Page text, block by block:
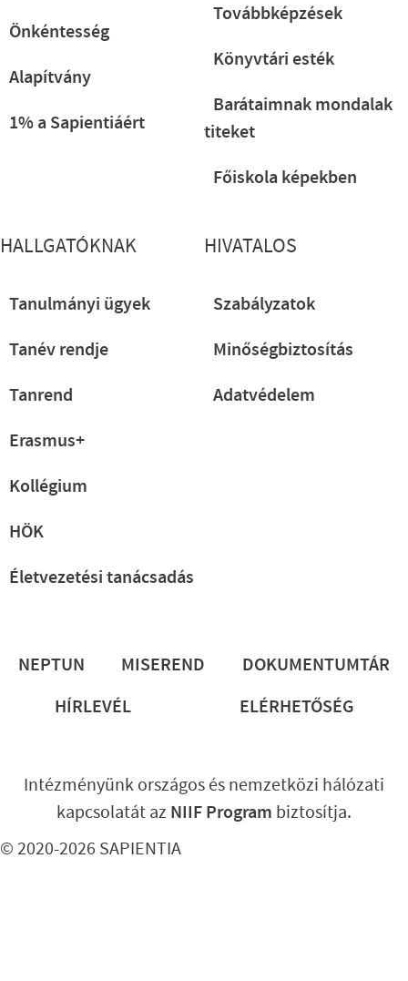
Önkéntesség
Alapítvány
1% a Sapientiáért
Továbbképzések
Könyvtári esték
Barátaimnak mondalak
titeket
Főiskola képekben
HALLGATÓKNAK
Tanulmányi ügyek
Tanév rendje
Tanrend
Erasmus+
Kollégium
HÖK
Életvezetési tanácsadás
HIVATALOS
Szabályzatok
Minőségbiztosítás
Adatvédelem
Lábléc
NEPTUN MISEREND
DOKUMENTUMTÁR
HÍRLEVÉL
ELÉRHETŐSÉG
© 2020-2026 SAPIENTIA
Intézményünk országos és nemzetközi hálózati
kapcsolatát az NIIF Program biztosítja.